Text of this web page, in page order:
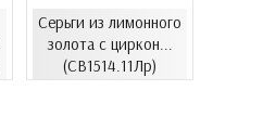
Серьги из лимонного
золота с циркон...
(СВ1514.11Лр)